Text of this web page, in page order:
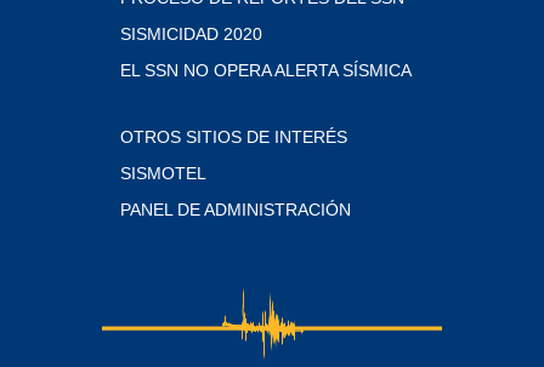
SISMICIDAD 2020
EL SSN NO OPERA ALERTA SÍSMICA
OTROS SITIOS DE INTERÉS
SISMOTEL
PANEL DE ADMINISTRACIÓN